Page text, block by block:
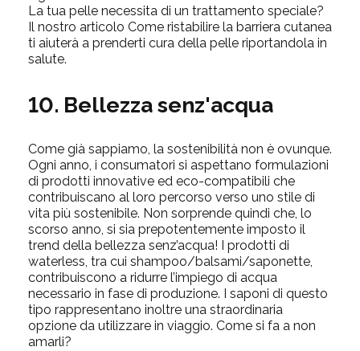
La tua pelle necessita di un trattamento speciale?
Il nostro articolo Come ristabilire la barriera cutanea
ti aiuterà a prenderti cura della pelle riportandola in
salute.
10. Bellezza senz'acqua
Come già sappiamo, la sostenibilità non è ovunque.
Ogni anno, i consumatori si aspettano formulazioni
di prodotti innovative ed eco-compatibili che
contribuiscano al loro percorso verso uno stile di
vita più sostenibile. Non sorprende quindi che, lo
scorso anno, si sia prepotentemente imposto il
trend della bellezza senz’acqua! I prodotti di
waterless, tra cui shampoo/balsami/saponette,
contribuiscono a ridurre l’impiego di acqua
necessario in fase di produzione. I saponi di questo
tipo rappresentano inoltre una straordinaria
opzione da utilizzare in viaggio. Come si fa a non
amarli?